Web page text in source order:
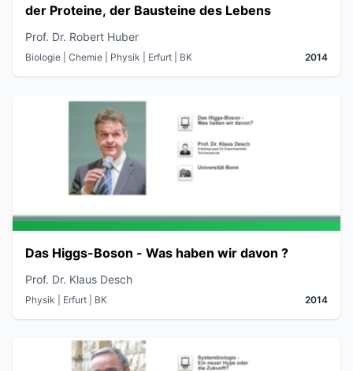
der Proteine, der Bausteine des Lebens
Prof. Dr. Robert Huber
Biologie | Chemie | Physik | Erfurt | BK 2014
Das Higgs-Boson - Was haben wir davon ?
Prof. Dr. Klaus Desch
Physik | Erfurt | BK 2014